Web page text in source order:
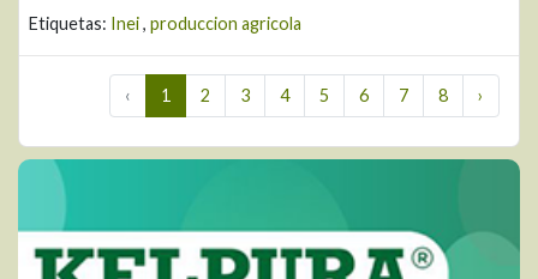
Etiquetas: Inei, produccion agricola
‹ 1 2 3 4 5 6 7 8 ›